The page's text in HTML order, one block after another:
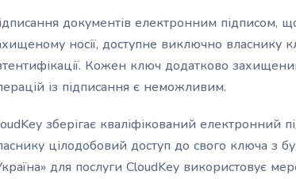
документів електронним підписом,
носії, доступне виключно власнику
Кожен ключ додатково
із підписання є неможливим.
зберігає кваліфікований електронний
цілодобовий доступ до свого ключа з
для послуги CloudKey використовує